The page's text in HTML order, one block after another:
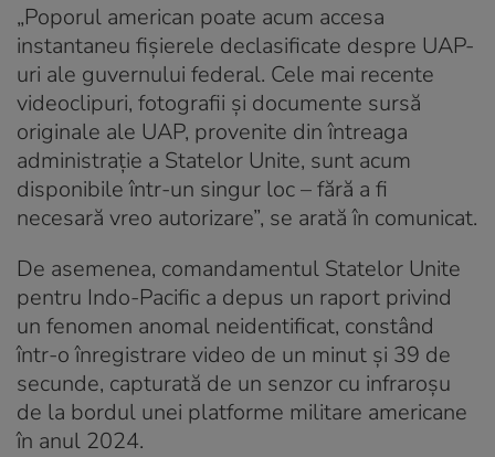
„Poporul american poate acum accesa
instantaneu fișierele declasificate despre UAP-
uri ale guvernului federal. Cele mai recente
videoclipuri, fotografii și documente sursă
originale ale UAP, provenite din întreaga
administrație a Statelor Unite, sunt acum
disponibile într-un singur loc – fără a fi
necesară vreo autorizare”, se arată în comunicat.
De asemenea, comandamentul Statelor Unite
pentru Indo-Pacific a depus un raport privind
un fenomen anomal neidentificat, constând
într-o înregistrare video de un minut și 39 de
secunde, capturată de un senzor cu infraroșu
de la bordul unei platforme militare americane
în anul 2024.